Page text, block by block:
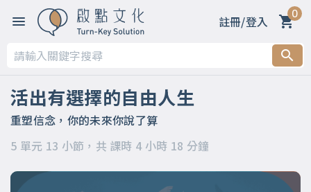
註冊/登入 0
活出有選擇的自由人生
重塑信念，你的未來你說了算
5 單元 13 小節，共 課時 4 小時 18 分鐘
第一章 開篇～歡迎來到「命運轉運站」
第二章 內在語言的形式
第三章 內在語言的目的
第四章 重塑語言就是改造信念